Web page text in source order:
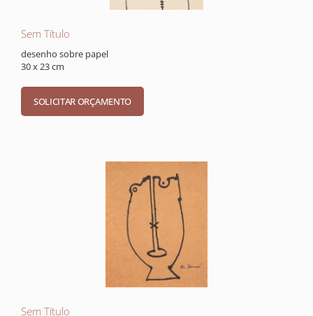
Sem Título
desenho sobre papel
30 x 23 cm
Sem Título